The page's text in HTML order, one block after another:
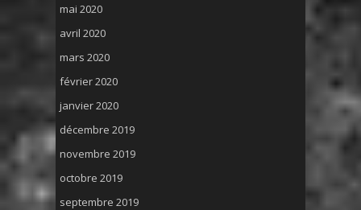
mai 2020
avril 2020
mars 2020
février 2020
janvier 2020
décembre 2019
novembre 2019
octobre 2019
septembre 2019